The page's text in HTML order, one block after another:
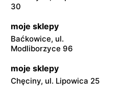
30
moje sklepy
Baćkowice, ul.
Modliborzyce 96
moje sklepy
Chęciny, ul. Lipowica 25